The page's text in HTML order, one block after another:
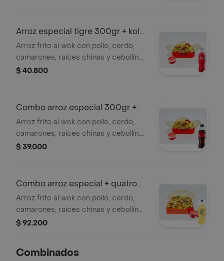
Arroz especial tigre 300gr + kola
román
Arroz frito al wok con pollo, cerdo,
camarones, raíces chinas y cebollín.
(porción personal )(300gr) sugerido 1
$ 40.800
Combo arroz especial 300gr +
coca 400ml
Arroz frito al wok con pollo, cerdo,
camarones, raíces chinas y cebollín.
(porción personal )(300gr) sugerido 1
$ 39.000
Combo arroz especial + quatro
1.75lt
Arroz frito al wok con pollo, cerdo,
camarones, raíces chinas y cebollín
(1400 g) con salsa a elección. +
$ 92.200
Combinados